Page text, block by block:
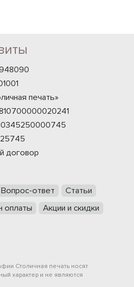
печать»
договор
Вопрос-ответ
Статьи
оплаты
Акции и скидки
Столичная печать носят
характер и не являются